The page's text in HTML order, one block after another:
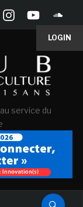
LOGIN
service du